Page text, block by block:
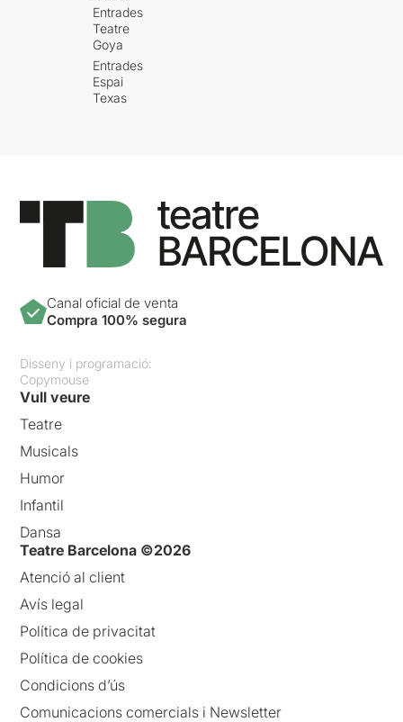
Entrades
Teatre
Goya
Entrades
Espai
Texas
Canal oficial de venta
Compra 100% segura
Disseny i programació:
Copymouse
Vull veure
Teatre
Musicals
Humor
Infantil
Dansa
Teatre Barcelona ©2026
Atenció al client
Avís legal
Política de privacitat
Política de cookies
Condicions d’ús
Comunicacions comercials i Newsletter